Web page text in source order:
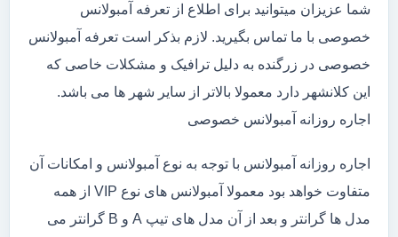
شما عزیزان میتوانید برای اطلاع از تعرفه آمبولانس
خصوصی با ما تماس بگیرید. لازم بذکر است تعرفه آمبولانس
خصوصی در زرگنده به دلیل ترافیک و مشکلات خاصی که
این کلانشهر دارد معمولا بالاتر از سایر شهر ها می باشد.
اجاره روزانه آمبولانس خصوصی
اجاره روزانه آمبولانس با توجه به نوع آمبولانس و امکانات آن
متفاوت خواهد بود معمولا آمبولانس های نوع VIP از همه
مدل ها گرانتر و بعد از آن مدل های تیپ A و B گرانتر می